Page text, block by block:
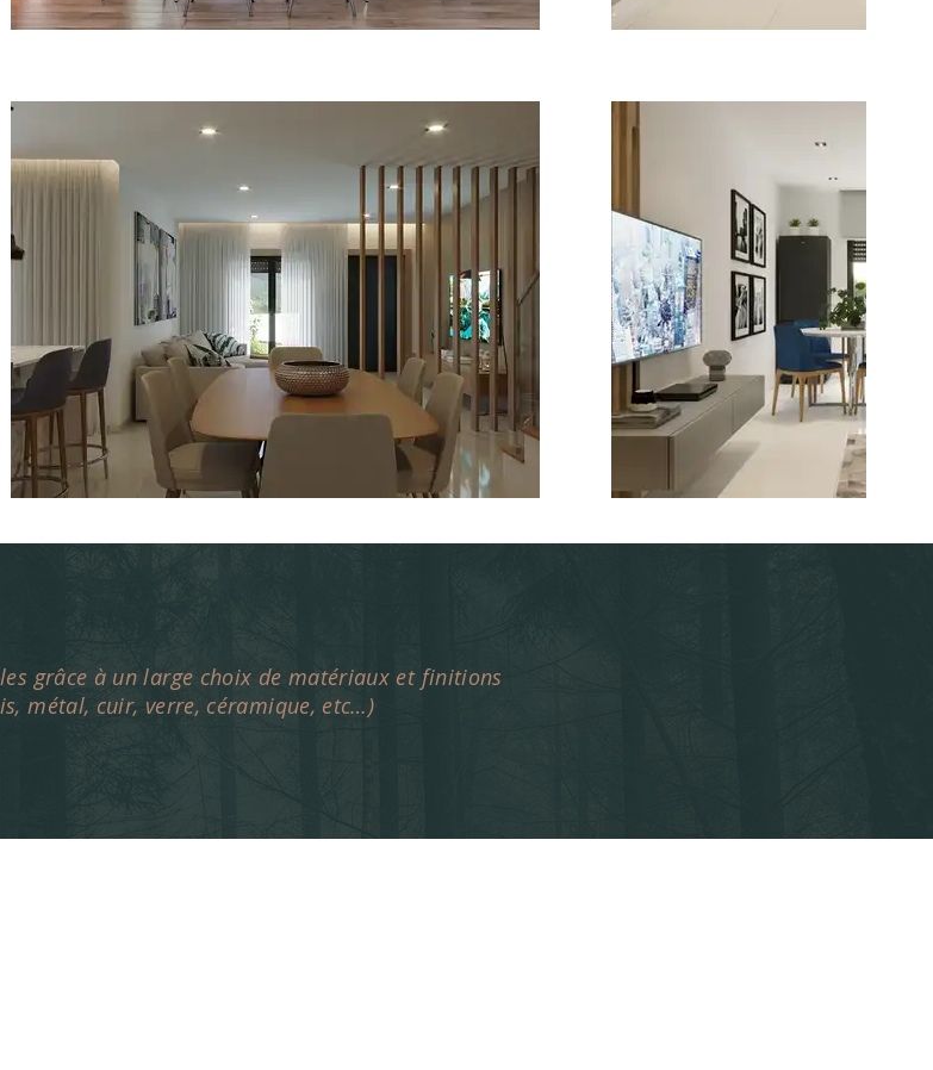
grâce à un large choix de matériaux et finitions
métal, cuir, verre, céramique, etc…)